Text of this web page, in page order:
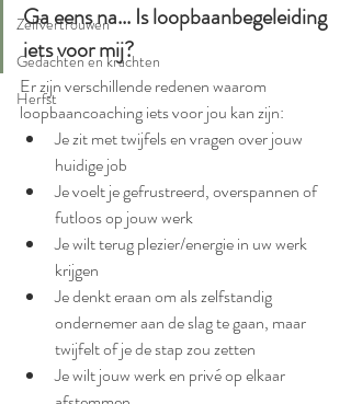
Zelfvertrouwen
Gedachten en krachten
Herfst
Ga eens na... Is loopbaanbegeleiding
iets voor mij?
Er zijn verschillende redenen waarom
loopbaancoaching iets voor jou kan zijn:
Je zit met twijfels en vragen over jouw
huidige job
Je voelt je gefrustreerd, overspannen of
futloos op jouw werk
Je wilt terug plezier/energie in uw werk
krijgen
Je denkt eraan om als zelfstandig
ondernemer aan de slag te gaan, maar
twijfelt of je de stap zou zetten
Je wilt jouw werk en privé op elkaar